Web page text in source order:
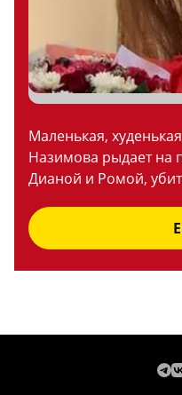
Маленькая,
Назимова рыдает на
Дианой и Ромой,